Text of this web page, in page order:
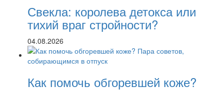
Свекла: королева детокса или
тихий враг стройности?
04.08.2026
Как помочь обгоревшей коже?